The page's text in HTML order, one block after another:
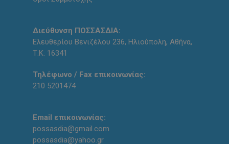
Διεύθυνση ΠΟΣΣΑΣΔΙΑ:
Ελευθερίου Βενιζέλου 236, Ηλιούπολη, Αθήνα,
Τ.Κ. 16341
Τηλέφωνο / Fax επικοινωνίας:
210 5201474
Email επικοινωνίας:
possasdia@gmail.com
possasdia@yahoo.gr